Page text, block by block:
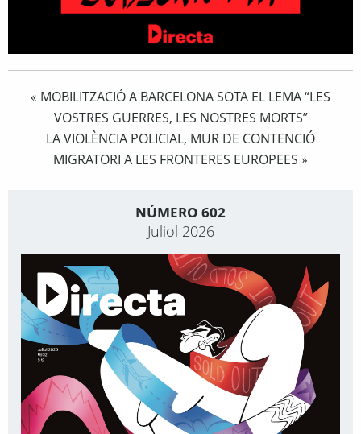
« MOBILITZACIÓ A BARCELONA SOTA EL LEMA “LES
VOSTRES GUERRES, LES NOSTRES MORTS”
LA VIOLÈNCIA POLICIAL, MUR DE CONTENCIÓ
MIGRATORI A LES FRONTERES EUROPEES »
NÚMERO 602
Juliol 2026